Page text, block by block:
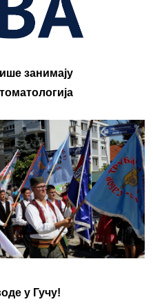
занимају
у Гучу!